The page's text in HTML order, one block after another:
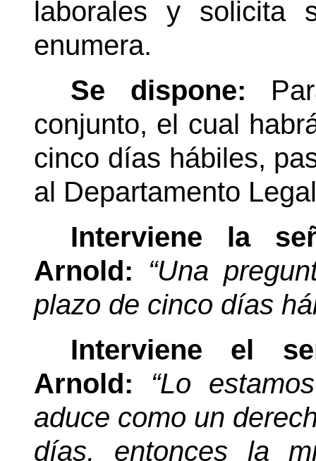
laborales y solicita
enumera.
Se dispone:
conjunto, el cual
cinco días hábiles,
al Departamento
Interviene la
Arnold: “Una
plazo de cinco días
Interviene el
Arnold: “Lo
aduce como un
días, entonces la